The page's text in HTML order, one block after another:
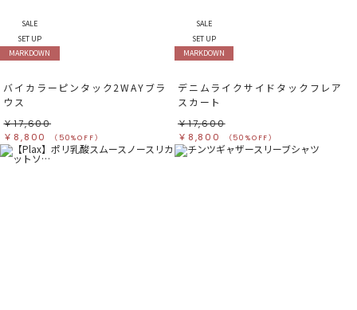
SALE
SET UP
MARKDOWN
バイカラーピンタック2WAYブラ
ウス
￥17,600
￥8,800
（50%OFF）
SALE
SET UP
MARKDOWN
デニムライクサイドタックフレア
スカート
￥17,600
￥8,800
（50%OFF）